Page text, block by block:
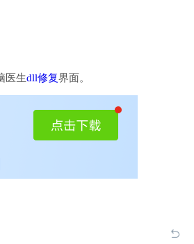
医生dll修复界面。